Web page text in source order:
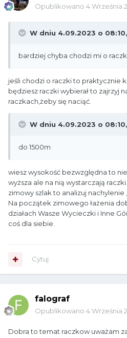
Opublikowano 4 Września
W dniu 4.09.2023 o 08:10,
bardziej chyba chodzi mi o
jeśli chodzi o raczki to praktycznie
będziesz raczki wybierał to zajrzyj
raczkach,żeby się naciąć.
W dniu 4.09.2023 o 08:10,
do 1500m
wiesz wysokość bezwzględna to
wyższa ale na nią wystarczają
zimowy szlak to analizuj
Na początek zimowego łażenia
działach Wasze Wycieczki i Inne
coś dla siebie.
Cytuj
falograf
Opublikowano 4 Września
Dobra to temat raczkow uważam